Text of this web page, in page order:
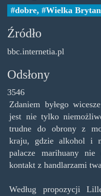
dobre, Wielka
Źródło
bbc.internetia.pl
Odsłony
3546
Zdaniem byłego
jest nie tylko
trudne do obrony z
kraju, gdzie alkohol i
palacze marihuany
kontakt z handlarzami
Według propozycji